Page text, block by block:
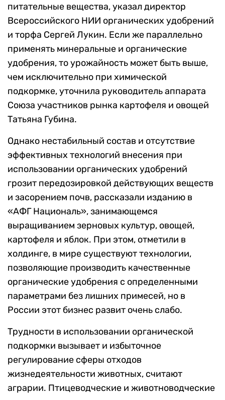
питательные вещества, указал директор
Всероссийского НИИ органических удобрений
и торфа Сергей Лукин. Если же параллельно
применять минеральные и органические
удобрения, то урожайность может быть выше,
чем исключительно при химической
подкормке, уточнила руководитель аппарата
Союза участников рынка картофеля и овощей
Татьяна Губина.
Однако нестабильный состав и отсутствие
эффективных технологий внесения при
использовании органических удобрений
грозит передозировкой действующих веществ
и засорением почв, рассказали изданию в
«АФГ Националь», занимающемся
выращиванием зерновых культур, овощей,
картофеля и яблок. При этом, отметили в
холдинге, в мире существуют технологии,
позволяющие производить качественные
органические удобрения с определенными
параметрами без лишних примесей, но в
России этот бизнес развит очень слабо.
Трудности в использовании органической
подкормки вызывает и избыточное
регулирование сферы отходов
жизнедеятельности животных, считают
аграрии. Птицеводческие и животноводческие